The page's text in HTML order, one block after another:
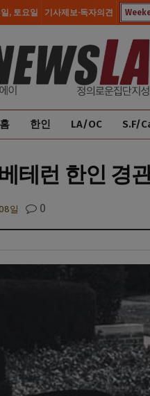
, 토요일 기사제보·독자의견
홈 한인 LA/OC S.F/
테런 한인 경
일 0